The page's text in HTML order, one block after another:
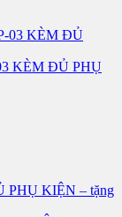
KÈM ĐỦ PHỤ